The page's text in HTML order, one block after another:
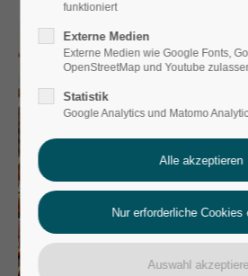
Passwort
Register|Lost your password?
Support
funktioniert
Externe Medien
Externe Medien wie Google Fonts,
OpenStreetMap und Youtube
Statistik
Google Analytics und Matomo